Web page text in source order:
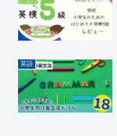
英語